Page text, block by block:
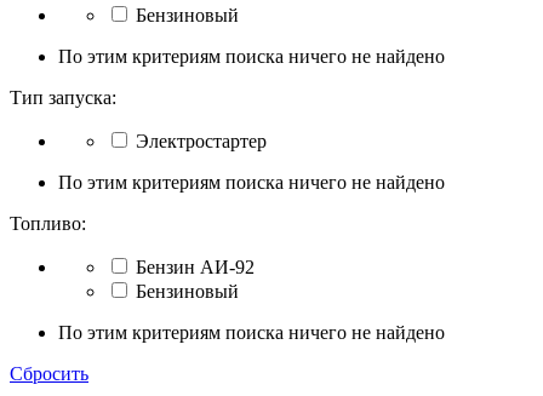
Бензиновый
По этим критериям поиска ничего не найдено
Тип запуска:
Электростартер
По этим критериям поиска ничего не найдено
Топливо:
Бензин АИ-92
Бензиновый
По этим критериям поиска ничего не найдено
Сбросить